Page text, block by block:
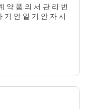
약 품 의 서 관 리 번
기 안 일 기 안 자 시